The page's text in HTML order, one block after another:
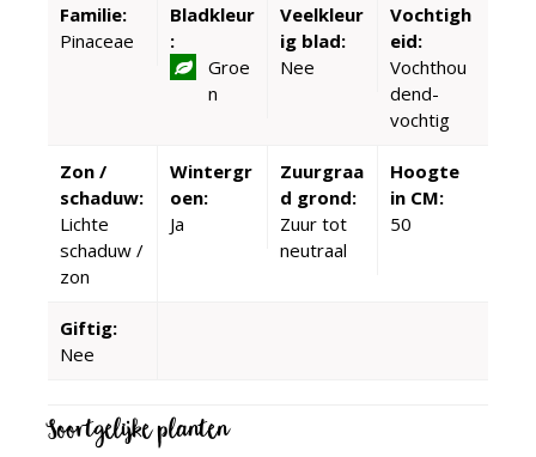
Familie:
Pinaceae
Bladkleur
:
Groe
n
Veelkleur
ig blad:
Nee
Vochtigh
eid:
Vochthou
dend-
vochtig
Zon /
schaduw:
Lichte
schaduw /
zon
Wintergr
oen:
Ja
Zuurgraa
d grond:
Zuur tot
neutraal
Hoogte
in CM:
50
Giftig:
Nee
Soortgelijke planten